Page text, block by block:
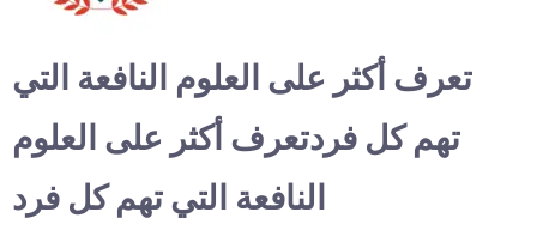
تعرف أكثر على العلوم النافعة التي
تهم كل فردتعرف أكثر على العلوم
النافعة التي تهم كل فرد